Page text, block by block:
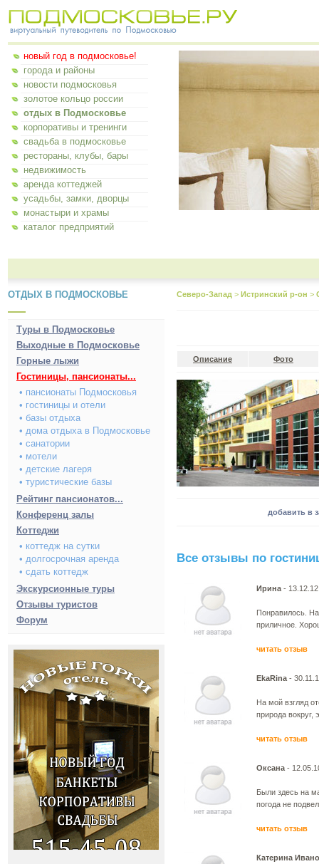
новый год в подмосковье!
города и районы
новости подмосковья
золотое кольцо россии
отдых в Подмосковье
корпоративы и тренинги
свадьба в подмосковье
рестораны, клубы, бары
недвижимость
аренда коттеджей
усадьбы, замки, дворцы
монастыри и храмы
каталог предприятий
ОТДЫХ В ПОДМОСКОВЬЕ
Туры в Подмосковье
Выходные в Подмосковье
Горные лыжи
Гостиницы, пансионаты...
• пансионаты Подмосковья
• гостиницы и отели
• базы отдыха
• дома отдыха в Подмосковье
• санатории
• мотели
• детские лагеря
• туристические базы
Рейтинг пансионатов...
Конференц залы
Коттеджи
• коттедж на сутки
• долгосрочная аренда
• сдать коттедж
Экскурсионные туры
Отзывы туристов
Форум
Северо-Запад > Истринский р-он >
Описание Фото
добавить в
Все отзывы по
Ирина -
Понравилось.
приличное.
читать отзыв
EkaRina -
На мой взгляд
природа вокруг,
читать отзыв
Оксана -
Были здесь на
погода не
читать отзыв
Катерина